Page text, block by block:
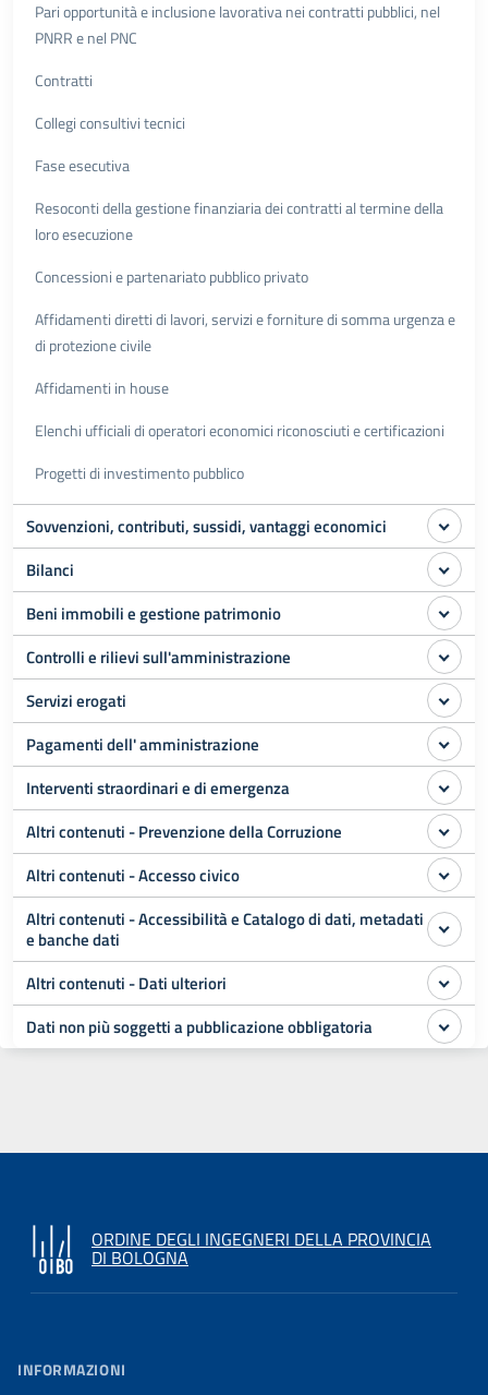
Pari opportunità e inclusione lavorativa nei contratti pubblici, nel
PNRR e nel PNC
Contratti
Collegi consultivi tecnici
Fase esecutiva
Resoconti della gestione finanziaria dei contratti al termine della
loro esecuzione
Concessioni e partenariato pubblico privato
Affidamenti diretti di lavori, servizi e forniture di somma urgenza e
di protezione civile
Affidamenti in house
Elenchi ufficiali di operatori economici riconosciuti e certificazioni
Progetti di investimento pubblico
Sovvenzioni, contributi, sussidi, vantaggi economici
Bilanci
Beni immobili e gestione patrimonio
Controlli e rilievi sull'amministrazione
Servizi erogati
Pagamenti dell' amministrazione
Interventi straordinari e di emergenza
Altri contenuti - Prevenzione della Corruzione
Altri contenuti - Accesso civico
Altri contenuti - Accessibilità e Catalogo di dati, metadati
e banche dati
Altri contenuti - Dati ulteriori
Dati non più soggetti a pubblicazione obbligatoria
ORDINE DEGLI INGEGNERI DELLA PROVINCIA
DI BOLOGNA
INFORMAZIONI